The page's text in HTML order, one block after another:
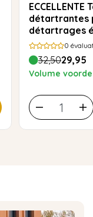
ECCELLENTE Tablettes
détartrantes
détartrages
0
32,5029,95
Volume